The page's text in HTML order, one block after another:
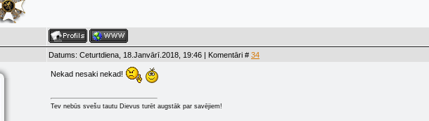
Datums: Ceturtdiena, 18.Janvārī.2018, 19:46 | Komentāri # 34
Nekad nesaki nekad!
Tev nebūs svešu tautu Dievus turēt augstāk par savējiem!